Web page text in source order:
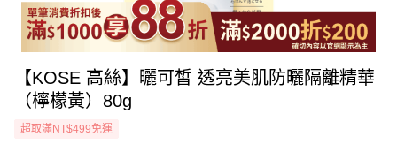
【KOSE 高絲】曬可皙 透亮美肌防曬隔離精華
（檸檬黃）80g
超取滿NT$499免運